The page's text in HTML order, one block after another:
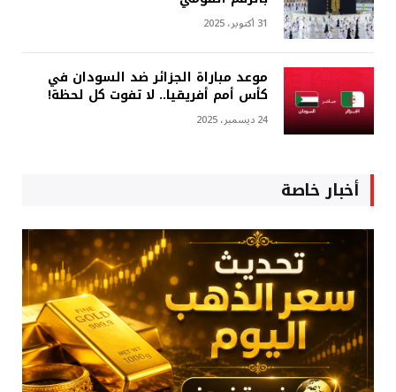
31 أكتوبر، 2025
موعد مباراة الجزائر ضد السودان في
كأس أمم أفريقيا.. لا تفوت كل لحظة!
24 ديسمبر، 2025
أخبار خاصة